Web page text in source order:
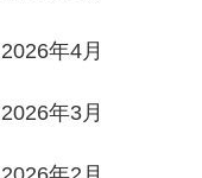
2026年4月
2026年3月